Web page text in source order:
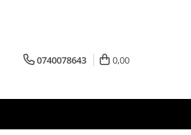
0740078643 0,00